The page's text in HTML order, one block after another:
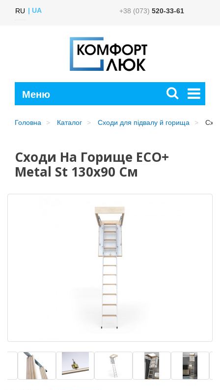
RU UA +38 (073) 520-33-61
Головна Каталог Сходи для підвалу й горища
Сходи На Горище ECO+
Metal St 130х90 См